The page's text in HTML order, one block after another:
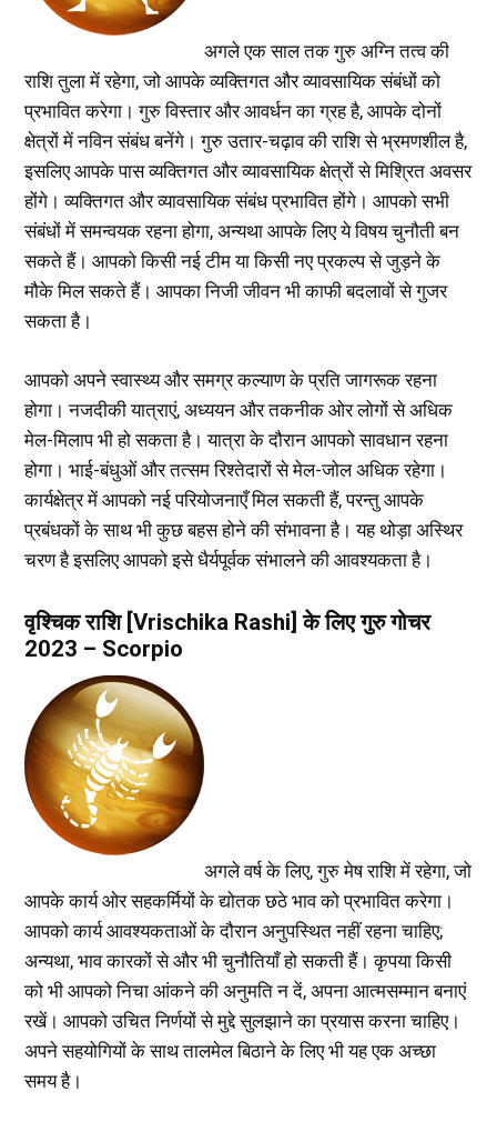
अगले एक साल तक गुरु अग्नि तत्व की
राशि तुला में रहेगा, जो आपके व्यक्तिगत और व्यावसायिक संबंधों को
प्रभावित करेगा। गुरु विस्तार और आवर्धन का ग्रह है, आपके दोनों
क्षेत्रों में नविन संबंध बनेंगे। गुरु उतार-चढ़ाव की राशि से भ्रमणशील है,
इसलिए आपके पास व्यक्तिगत और व्यावसायिक क्षेत्रों से मिश्रित अवसर
होंगे। व्यक्तिगत और व्यावसायिक संबंध प्रभावित होंगे। आपको सभी
संबंधों में समन्वयक रहना होगा, अन्यथा आपके लिए ये विषय चुनौती बन
सकते हैं। आपको किसी नई टीम या किसी नए प्रकल्प से जुड़ने के
मौके मिल सकते हैं। आपका निजी जीवन भी काफी बदलावों से गुजर
सकता है।
आपको अपने स्वास्थ्य और समग्र कल्याण के प्रति जागरूक रहना
होगा। नजदीकी यात्राएं, अध्ययन और तकनीक ओर लोगों से अधिक
मेल-मिलाप भी हो सकता है। यात्रा के दौरान आपको सावधान रहना
होगा। भाई-बंधुओं और तत्सम रिश्तेदारों से मेल-जोल अधिक रहेगा।
कार्यक्षेत्र में आपको नई परियोजनाएँ मिल सकती हैं, परन्तु आपके
प्रबंधकों के साथ भी कुछ बहस होने की संभावना है। यह थोड़ा अस्थिर
चरण है इसलिए आपको इसे धैर्यपूर्वक संभालने की आवश्यकता है।
वृश्चिक राशि [Vrischika Rashi] के लिए गुरु गोचर
2023 – Scorpio
अगले वर्ष के लिए, गुरु मेष राशि में रहेगा, जो
आपके कार्य ओर सहकर्मियों के द्योतक छठे भाव को प्रभावित करेगा।
आपको कार्य आवश्यकताओं के दौरान अनुपस्थित नहीं रहना चाहिए;
अन्यथा, भाव कारकों से और भी चुनौतियाँ हो सकती हैं। कृपया किसी
को भी आपको निचा आंकने की अनुमति न दें, अपना आत्मसम्मान बनाएं
रखें। आपको उचित निर्णयों से मुद्दे सुलझाने का प्रयास करना चाहिए।
अपने सहयोगियों के साथ तालमेल बिठाने के लिए भी यह एक अच्छा
समय है।